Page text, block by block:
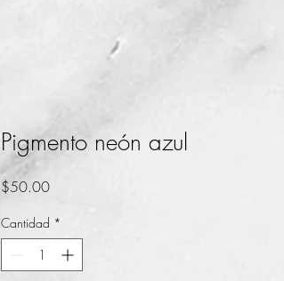
Pigmento neón azul
$50.00Precio
Cantidad *